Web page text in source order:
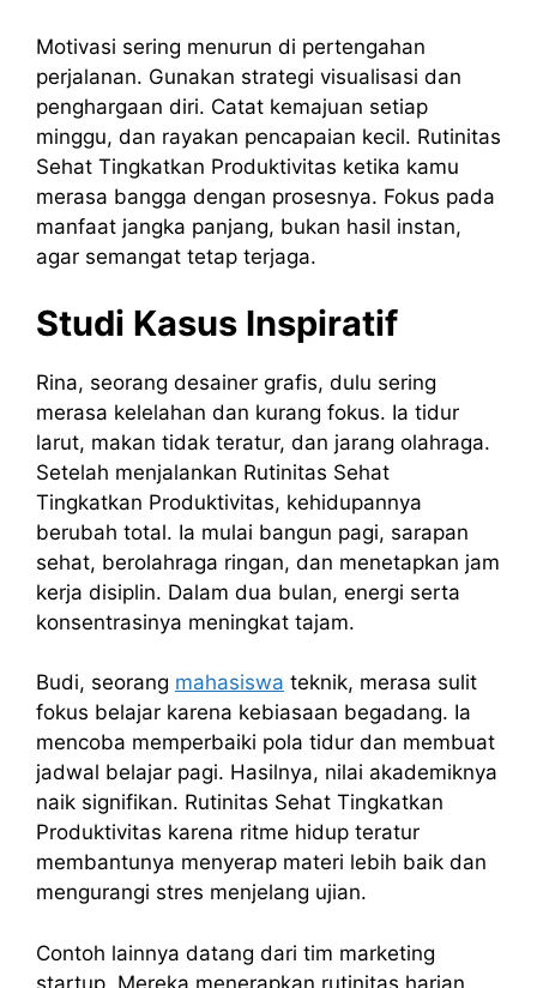
Motivasi sering menurun di pertengahan
perjalanan. Gunakan strategi visualisasi dan
penghargaan diri. Catat kemajuan setiap
minggu, dan rayakan pencapaian kecil. Rutinitas
Sehat Tingkatkan Produktivitas ketika kamu
merasa bangga dengan prosesnya. Fokus pada
manfaat jangka panjang, bukan hasil instan,
agar semangat tetap terjaga.
Studi Kasus Inspiratif
Rina, seorang desainer grafis, dulu sering
merasa kelelahan dan kurang fokus. Ia tidur
larut, makan tidak teratur, dan jarang olahraga.
Setelah menjalankan Rutinitas Sehat
Tingkatkan Produktivitas, kehidupannya
berubah total. Ia mulai bangun pagi, sarapan
sehat, berolahraga ringan, dan menetapkan jam
kerja disiplin. Dalam dua bulan, energi serta
konsentrasinya meningkat tajam.
Budi, seorang mahasiswa teknik, merasa sulit
fokus belajar karena kebiasaan begadang. Ia
mencoba memperbaiki pola tidur dan membuat
jadwal belajar pagi. Hasilnya, nilai akademiknya
naik signifikan. Rutinitas Sehat Tingkatkan
Produktivitas karena ritme hidup teratur
membantunya menyerap materi lebih baik dan
mengurangi stres menjelang ujian.
Contoh lainnya datang dari tim marketing
startup. Mereka menerapkan rutinitas harian